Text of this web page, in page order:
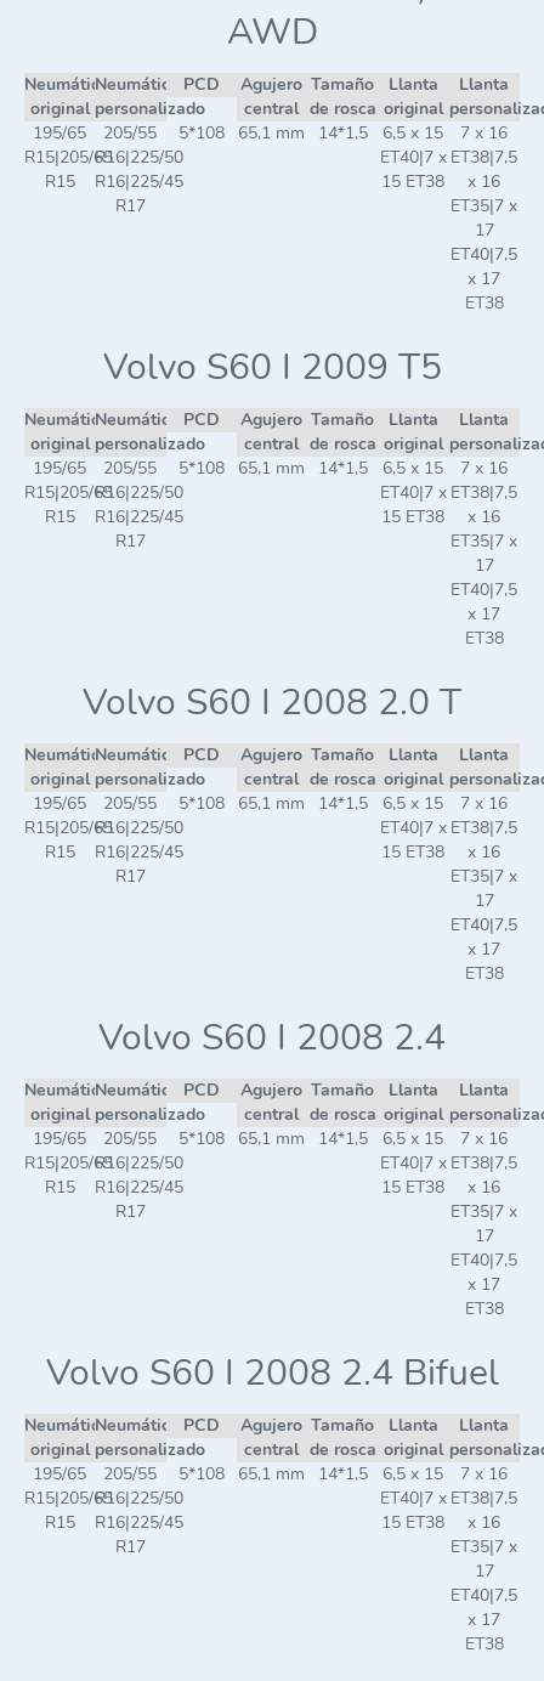
AWD
Neumático
original
Neumático
personalizado
PCD
Agujero
central
Tamaño
de rosca
Llanta
original
Llanta
195/65
R15|205/65
R15
205/55
R16|225/50
R16|225/45
R17
5*108 65,1 mm 14*1,5
6,5 x 15
ET40|7 x
15 ET38
7 x 16
ET38|7,5
x 16
ET35|7 x
17
ET40|7,5
x 17
ET38
Volvo S60 I 2009 T5
Neumático
original
Neumático
personalizado
PCD
Agujero
central
Tamaño
de rosca
Llanta
original
Llanta
195/65
R15|205/65
R15
205/55
R16|225/50
R16|225/45
R17
5*108 65,1 mm 14*1,5
6,5 x 15
ET40|7 x
15 ET38
7 x 16
ET38|7,5
x 16
ET35|7 x
17
ET40|7,5
x 17
ET38
Volvo S60 I 2008 2.0 T
Neumático
original
Neumático
personalizado
PCD
Agujero
central
Tamaño
de rosca
Llanta
original
Llanta
195/65
R15|205/65
R15
205/55
R16|225/50
R16|225/45
R17
5*108 65,1 mm 14*1,5
6,5 x 15
ET40|7 x
15 ET38
7 x 16
ET38|7,5
x 16
ET35|7 x
17
ET40|7,5
x 17
ET38
Volvo S60 I 2008 2.4
Neumático
original
Neumático
personalizado
PCD
Agujero
central
Tamaño
de rosca
Llanta
original
Llanta
195/65
R15|205/65
R15
205/55
R16|225/50
R16|225/45
R17
5*108 65,1 mm 14*1,5
6,5 x 15
ET40|7 x
15 ET38
7 x 16
ET38|7,5
x 16
ET35|7 x
17
ET40|7,5
x 17
ET38
Volvo S60 I 2008 2.4 Bifuel
Neumático
original
Neumático
personalizado
PCD
Agujero
central
Tamaño
de rosca
Llanta
original
Llanta
195/65
R15|205/65
R15
205/55
R16|225/50
R16|225/45
R17
5*108 65,1 mm 14*1,5
6,5 x 15
ET40|7 x
15 ET38
7 x 16
ET38|7,5
x 16
ET35|7 x
17
ET40|7,5
x 17
ET38